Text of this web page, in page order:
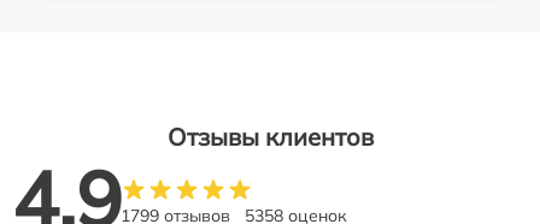
Отзывы клиентов
4.91799 отзывов 5358 оценок